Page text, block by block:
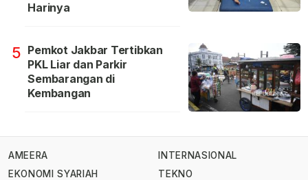
Harinya
5 Pemkot Jakbar Tertibkan
PKL Liar dan Parkir
Sembarangan di
Kembangan
AMEERA
EKONOMI SYARIAH
INTERNASIONAL
TEKNO